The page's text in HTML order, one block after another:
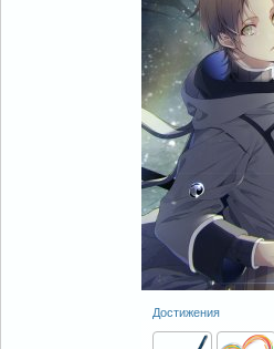
Достижения